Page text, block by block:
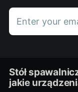
Enter your
Stół
jakie